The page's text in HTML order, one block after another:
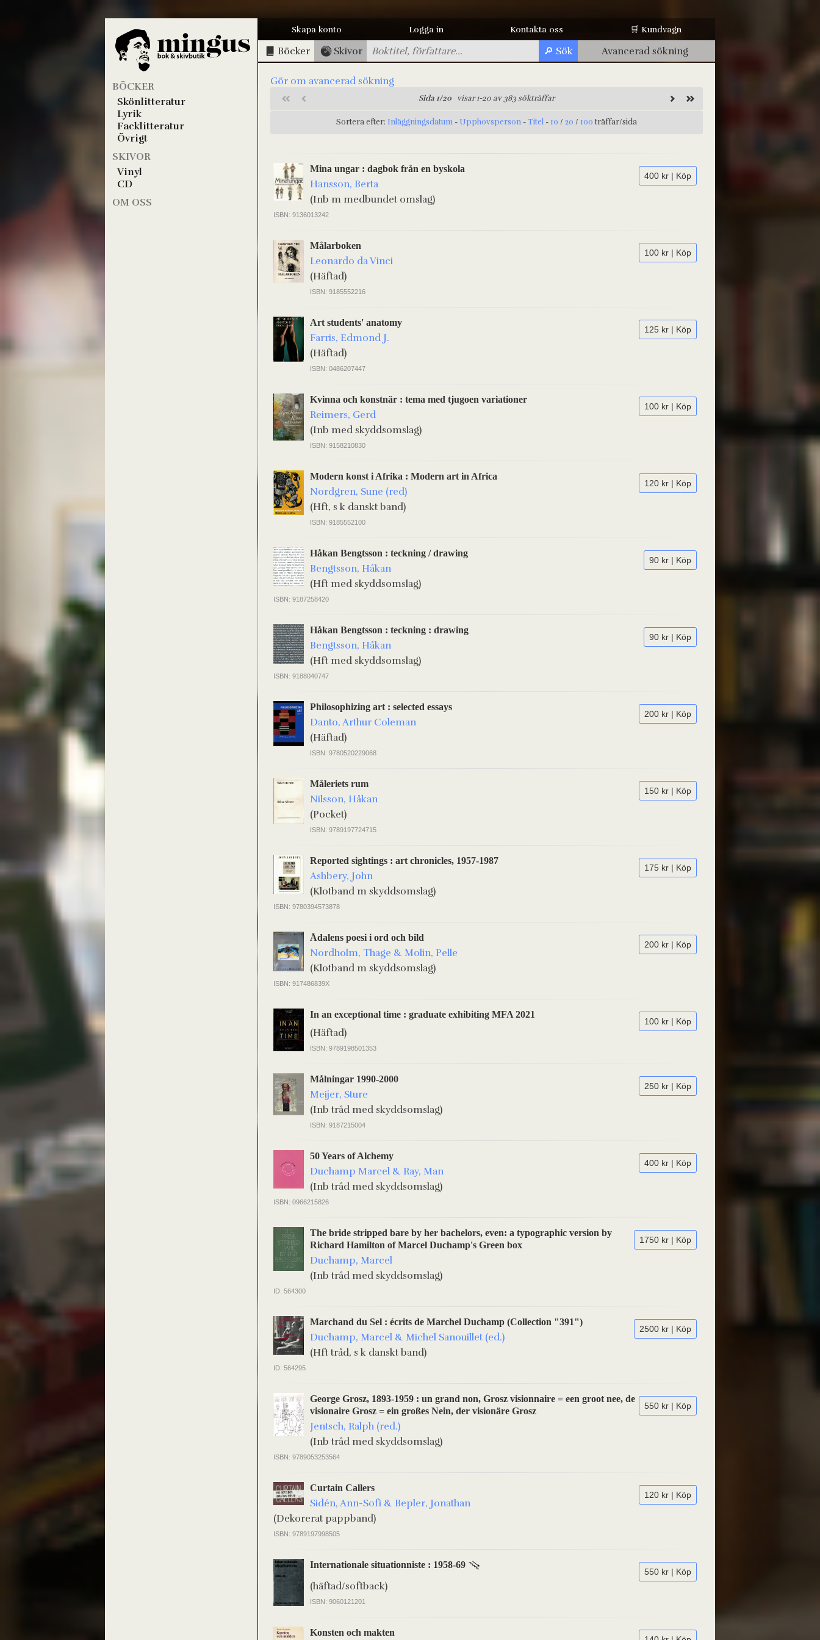
BÖCKER
Skönlitteratur
Lyrik
Facklitteratur
Övrigt
SKIVOR
Vinyl
CD
OM OSS
Skapa konto Logga in Kontakta oss 🛒 Kundvagn
Böcker Skivor Avancerad sökning
Gör om avancerad sökning
Sida 1/20 visar 1-20 av 383 sökträffar
Sortera efter: Inläggningsdatum - Upphovsperson -Titel - 10 / 20 / 100 träffar/sida
400 kr | Köp
Mina ungar : dagbok från en byskola
Hansson, Berta
(Inb m medbundet omslag)
ISBN: 9136013242
100 kr | Köp
Målarboken
Leonardo da Vinci
(Häftad)
ISBN: 9185552216
125 kr | Köp
Art students' anatomy
Farris, Edmond J.
(Häftad)
ISBN: 0486207447
100 kr | Köp
Kvinna och konstnär : tema med tjugoen variationer
Reimers, Gerd
(Inb med skyddsomslag)
ISBN: 9158210830
120 kr | Köp
Modern konst i Afrika : Modern art in Africa
Nordgren, Sune (red)
(Hft, s k danskt band)
ISBN: 9185552100
90 kr | Köp
Håkan Bengtsson : teckning / drawing
Bengtsson, Håkan
(Hft med skyddsomslag)
ISBN: 9187258420
90 kr | Köp
Håkan Bengtsson : teckning : drawing
Bengtsson, Håkan
(Hft med skyddsomslag)
ISBN: 9188040747
200 kr | Köp
Philosophizing art : selected essays
Danto, Arthur Coleman
(Häftad)
ISBN: 9780520229068
150 kr | Köp
Måleriets rum
Nilsson, Håkan
(Pocket)
ISBN: 9789197724715
175 kr | Köp
Reported sightings : art chronicles, 1957-1987
Ashbery, John
(Klotband m skyddsomslag)
ISBN: 9780394573878
200 kr | Köp
Ådalens poesi i ord och bild
Nordholm, Thage & Molin, Pelle
(Klotband m skyddsomslag)
ISBN: 917486839X
100 kr | Köp
In an exceptional time : graduate exhibiting MFA 2021
(Häftad)
ISBN: 9789198501353
250 kr | Köp
Målningar 1990-2000
Meijer, Sture
(Inb tråd med skyddsomslag)
ISBN: 9187215004
400 kr | Köp
50 Years of Alchemy
Duchamp Marcel & Ray, Man
(Inb tråd med skyddsomslag)
ISBN: 0966215826
1750 kr | Köp
The bride stripped bare by her bachelors, even: a typographic version by
Richard Hamilton of Marcel Duchamp's Green box
Duchamp, Marcel
(Inb tråd med skyddsomslag)
ID: 564300
2500 kr | Köp
Marchand du Sel : écrits de Marchel Duchamp (Collection "391")
Duchamp, Marcel & Michel Sanouillet (ed.)
(Hft tråd, s k danskt band)
ID: 564295
550 kr | Köp
George Grosz, 1893-1959 : un grand non, Grosz visionnaire = een groot nee, de
visionaire Grosz = ein großes Nein, der visionäre Grosz
Jentsch, Ralph (red.)
(Inb tråd med skyddsomslag)
ISBN: 9789053253564
120 kr | Köp
Curtain Callers
Sidén, Ann-Sofi & Bepler, Jonathan
(Dekorerat pappband)
ISBN: 9789197998505
550 kr | Köp
Internationale situationniste : 1958-69
(häftad/softback)
ISBN: 9060121201
Konsten och makten